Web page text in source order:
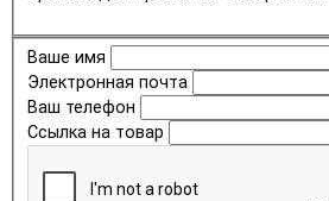
Ваше имя
Электронная почта
Ваш телефон
Ссылка на товар